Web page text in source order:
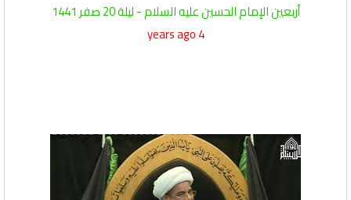
أربعين الإمام الحسين عليه السلام - ليلة 20 صفر 1441
4 years ago